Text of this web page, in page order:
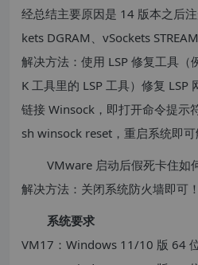
经总结主要原因是 14 版本之后
kets DGRAM、vSockets
解决方法：使用 LSP 修复工具（
K 工具里的 LSP 工具）修复 LSP
链接 Winsock，即打开命令提示
sh winsock reset，重启系统即可
VMware 启动后假死卡住如
解决方法：关闭系统防火墙即可！
系统要求
VM17：Windows 11/10 版 64